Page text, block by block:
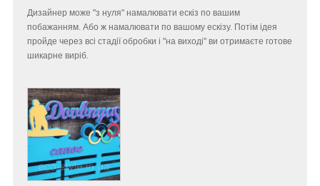
Дизайнер може "з нуля" намалювати ескіз по вашим
побажанням. Або ж намалювати по вашому ескізу. Потім ідея
пройде через всі стадії обробки і "на виході" ви отримаєте готове
шикарне виріб.